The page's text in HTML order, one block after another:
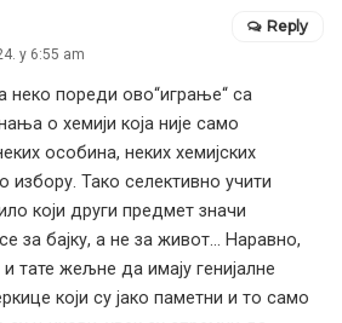
у 6:55 am
неко пореди ово“играње“ са
о хемији која није само
особина, неких хемијских
избору. Тако селективно учити
који други предмет значи
за бајку, а не за живот… Наравно,
тате жељне да имају генијалне
који су јако паметни и то само
Reply